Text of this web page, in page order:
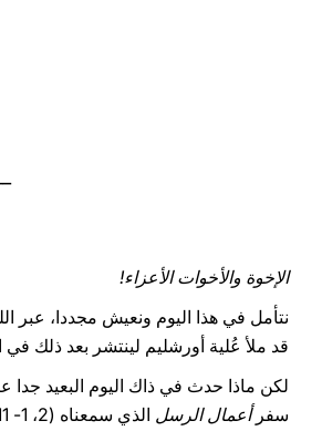
الإخوة والأخوات الأعزاء!
نتأمل في هذا اليوم ونعيش مجددا، عبر
قد ملأ عُلية أورشليم لينتشر بعد ذلك في
لكن ماذا حدث في ذاك اليوم البعيد جدا
سفرأعمال الرسل